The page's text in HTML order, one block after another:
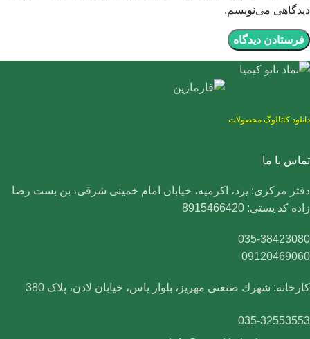
دیدگاهی می‌نویسم.
دانلود کاتالوگ محصولات
تماس با ما
دفتر مرکزی: یزد، اکرمیه، خیابان امام خمینی شرقی، بن بست رضا
زاده کد پستی: 8915466420
035-38423080
09120469060
کارخانه: شهرك صنعتی مهریز، بلوار یاس، خیابان لادن، پلاک 380
035-32553553